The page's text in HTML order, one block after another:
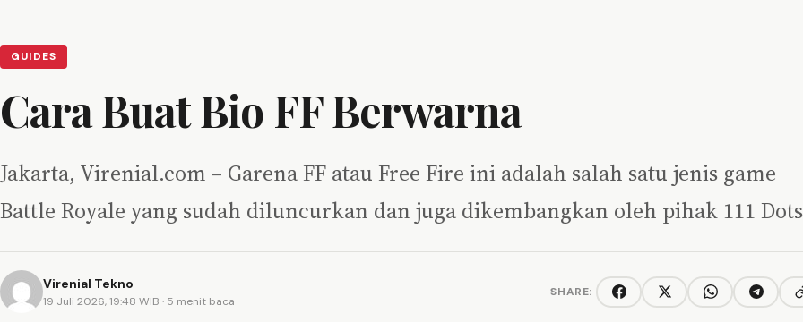
GUIDES
Cara Buat Bio FF Berwarna
Jakarta, Virenial.com – Garena FF atau Free Fire ini adalah salah satu jenis game
Battle Royale yang sudah diluncurkan dan juga dikembangkan oleh pihak 111
Virenial Tekno
19 Juli 2026, 19:48 WIB · 5 menit baca
SHARE: FacebookTwitter/XWhatsAppTelegram